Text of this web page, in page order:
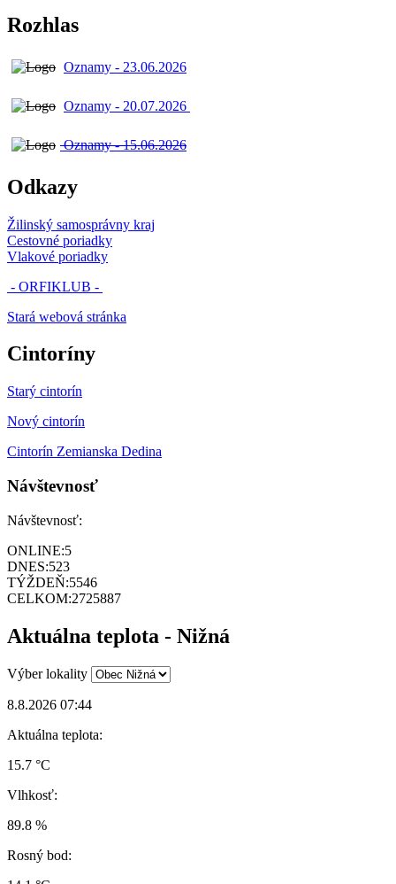
Rozhlas
Oznamy - 23.06.2026
Oznamy - 20.07.2026
Oznamy - 15.06.2026
Odkazy
Žilinský samosprávny kraj
Cestovné poriadky
Vlakové poriadky
- ORFIKLUB -
Stará webová stránka
Cintoríny
Starý cintorín
Nový cintorín
Cintorín Zemianska Dedina
Návštevnosť
Návštevnosť:
ONLINE:5
DNES:523
TÝŽDEŇ:5546
CELKOM:2725887
Aktuálna teplota - Nižná
Výber lokality
8.8.2026 07:44
Aktuálna teplota:
15.7 °C
Vlhkosť:
89.8 %
Rosný bod: